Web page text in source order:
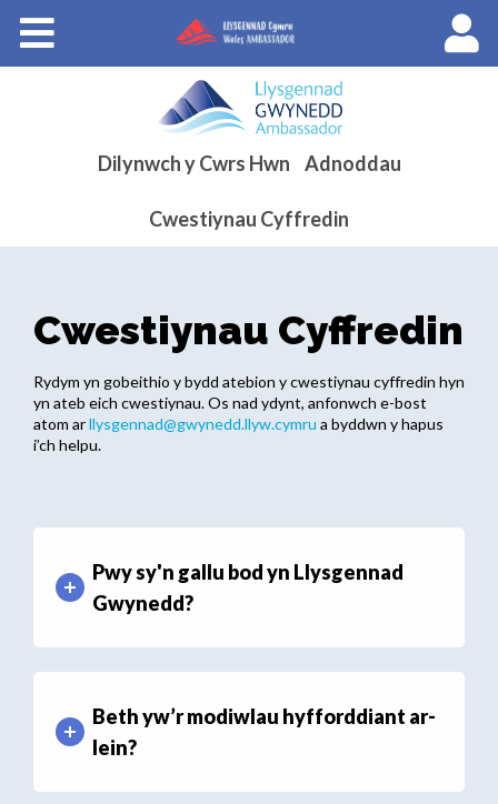
Llysgenhadon Cymru
English
Dilynwch y Cwrs Hwn Adnoddau
Cwestiynau Cyffredin
Cwestiynau Cyffredin
Rydym yn gobeithio y bydd atebion y cwestiynau cyffredin hyn
yn ateb eich cwestiynau. Os nad ydynt, anfonwch e-bost
atom arllysgennad@gwynedd.llyw.cymru a byddwn y hapus
i’ch helpu.
Pwy sy'n gallu bod yn Llysgennad
Gwynedd?
Beth yw’r modiwlau hyfforddiant ar-
lein?